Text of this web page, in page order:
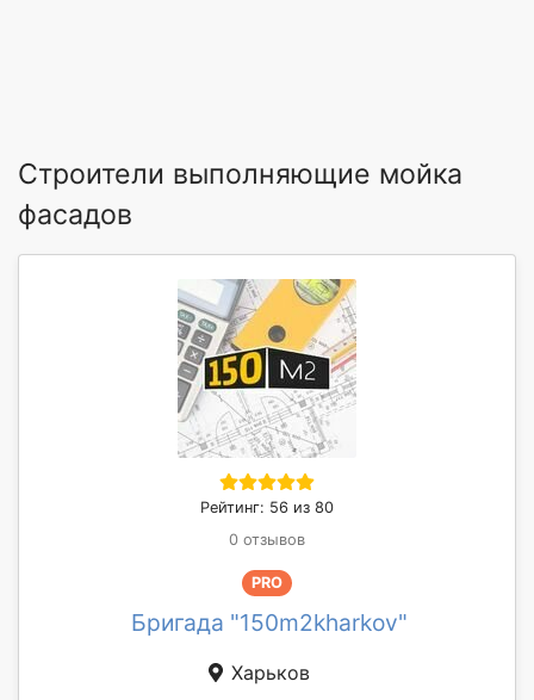
Строители выполняющие мойка
фасадов
Рейтинг: 56 из 80
0 отзывов
PRO
Бригада "150m2kharkov"
Харьков